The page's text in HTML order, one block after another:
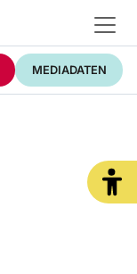
MEDIADATEN